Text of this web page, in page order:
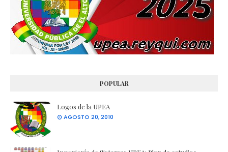
POPULAR
Logos de la UPEA
AGOSTO 20, 2010